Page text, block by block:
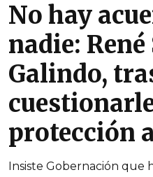
No hay
nadie: René
Galindo,
protección
Insiste Gobernación que